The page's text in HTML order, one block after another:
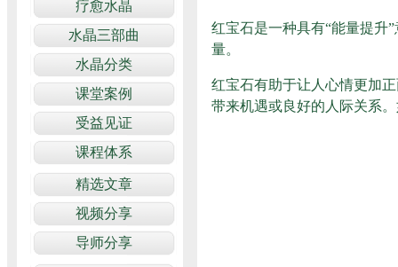
红宝石是一种具有“能量提升
量。
红宝石有助于让人心情更加
带来机遇或良好的人际关系